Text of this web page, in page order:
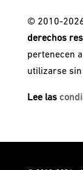
© 2010-
derechos
pertenecen
utilizarse
Lee las